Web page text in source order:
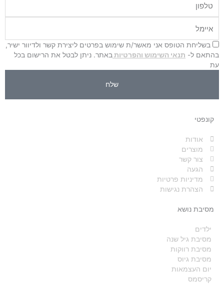
בשליחת הטופס אני מאשר/ת שימוש בפרטים ליצירת קשר ולדיוור ישיר,
בהתאם ל- תנאי השימוש והפרטיות באתר. ניתן לבטל את הרישום בכל
עת
שלח
קונפטי
אודות
מוצרים
צור קשר
הגעה
מדיניות פרטיות
הצהרת נגישות
מסיבת נושא
ילדים
מסיבת גיל שנה
מסיבת רווקות
מסיבת גיוס
יום העצמאות
קריסמס